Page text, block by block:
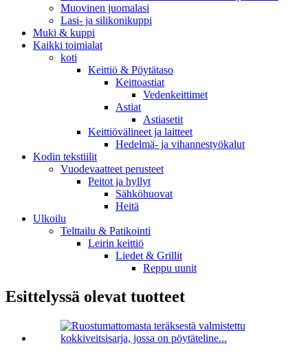
Muovinen juomalasi
Lasi- ja silikonikuppi
Muki & kuppi
Kaikki toimialat
koti
Keittiö & Pöytätaso
Keittoastiat
Vedenkeittimet
Astiat
Astiasetit
Keittiövälineet ja laitteet
Hedelmä- ja vihannestyökalut
Kodin tekstiilit
Vuodevaatteet perusteet
Peitot ja hyllyt
Sähköhuovat
Heitä
Ulkoilu
Telttailu & Patikointi
Leirin keittiö
Liedet & Grillit
Reppu uunit
Esittelyssä olevat tuotteet